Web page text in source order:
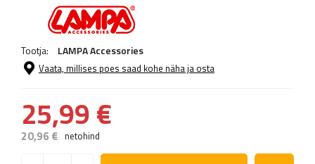
Tootja: LAMPA Accessories
Vaata, millises poes saad kohe näha ja osta
25,99 €
20,96 € netohind